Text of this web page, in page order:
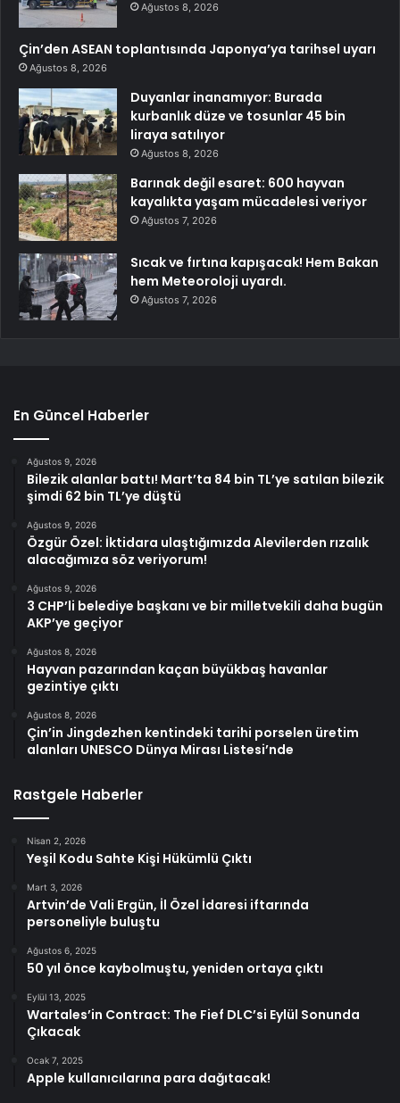
Ağustos 8, 2026
Çin’den ASEAN toplantısında Japonya’ya tarihsel uyarı
Ağustos 8, 2026
Duyanlar inanamıyor: Burada
kurbanlık düze ve tosunlar 45 bin
liraya satılıyor
Ağustos 8, 2026
Barınak değil esaret: 600 hayvan
kayalıkta yaşam mücadelesi veriyor
Ağustos 7, 2026
Sıcak ve fırtına kapışacak! Hem Bakan
hem Meteoroloji uyardı.
Ağustos 7, 2026
En Güncel Haberler
Ağustos 9, 2026
Bilezik alanlar battı! Mart’ta 84 bin TL’ye satılan bilezik
şimdi 62 bin TL’ye düştü
Ağustos 9, 2026
Özgür Özel: İktidara ulaştığımızda Alevilerden rızalık
alacağımıza söz veriyorum!
Ağustos 9, 2026
3 CHP’li belediye başkanı ve bir milletvekili daha bugün
AKP’ye geçiyor
Ağustos 8, 2026
Hayvan pazarından kaçan büyükbaş havanlar
gezintiye çıktı
Ağustos 8, 2026
Çin’in Jingdezhen kentindeki tarihi porselen üretim
alanları UNESCO Dünya Mirası Listesi’nde
Rastgele Haberler
Nisan 2, 2026
Yeşil Kodu Sahte Kişi Hükümlü Çıktı
Mart 3, 2026
Artvin’de Vali Ergün, İl Özel İdaresi iftarında
personeliyle buluştu
Ağustos 6, 2025
50 yıl önce kaybolmuştu, yeniden ortaya çıktı
Eylül 13, 2025
Wartales’in Contract: The Fief DLC’si Eylül Sonunda
Çıkacak
Ocak 7, 2025
Apple kullanıcılarına para dağıtacak!